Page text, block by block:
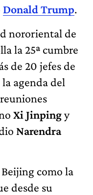
Donald Trump.
nororiental de
la 25ª cumbre
de 20 jefes de
agenda del
Xi Jinpingy
Narendra
como la
desde su